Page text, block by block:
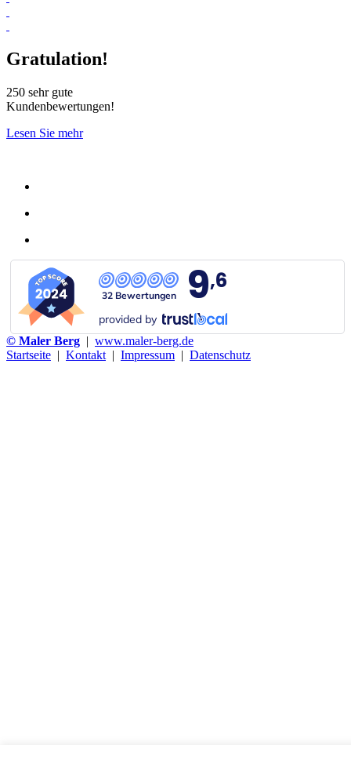
Gratulation!
250 sehr gute
Kundenbewertungen!
Lesen Sie mehr
32 Bewertungen 9,6
provided by
© Maler Berg | www.maler-berg.de
Startseite | Kontakt | Impressum | Datenschutz